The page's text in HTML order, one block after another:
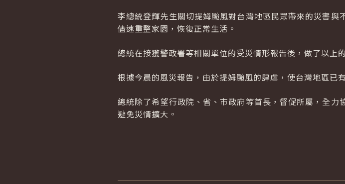
李總統登輝先生關切提姆颱風對台灣地區民眾帶來的災害與
儘速重整家園，恢復正常生活。
總統在接獲警政署等相關單位的受災情形報告後，做了以上
根據今晨的風災報告，由於提姆颱風的肆虐，使台灣地區已
總統除了希望行政院、省、市政府等首長，督促所屬，全
避免災情擴大。